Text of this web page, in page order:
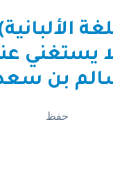
يستغني
بن
حفظ